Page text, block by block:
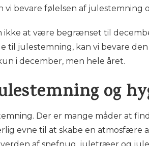
bevare følelsen af julestemning
ikke at være begrænset til
julestemning, kan vi bevare
i december, men hele året.
og
Der er mange måder at
evne til at skabe en atmosfære